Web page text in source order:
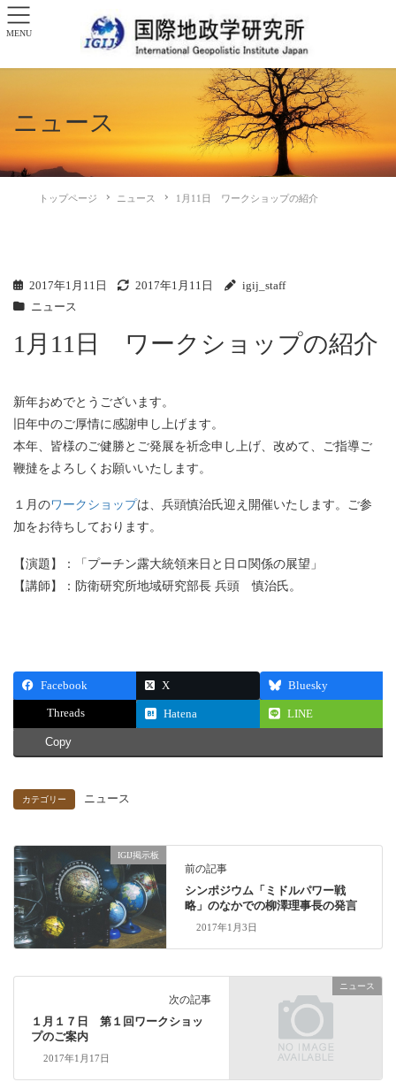
ニュース
トップページ ニュース 1月11日 ワークショップの紹介
2017年1月11日 2017年1月11日
igij_staff
ニュース
1月11日 ワークショップの紹介
新年おめでとうございます。
旧年中のご厚情に感謝申し上げます。
本年、皆様のご健勝とご発展を祈念申し上げ、改めて、ご指導ご
鞭撻をよろしくお願いいたします。
１月のワークショップは、兵頭慎治氏迎え開催いたします。ご参
加をお待ちしております。
【演題】：「プーチン露大統領来日と日ロ関係の展望」
【講師】：防衛研究所地域研究部長 兵頭 慎治氏。
Facebook X Bluesky
Threads Hatena LINE
Copy
カテゴリー ニュース
IGIJ掲示板
前の記事
シンポジウム「ミドルパワー戦
略」のなかでの柳澤理事長の発言
2017年1月3日
ニュース
次の記事
１月１７日 第１回ワークショッ
プのご案内
2017年1月17日
MENU